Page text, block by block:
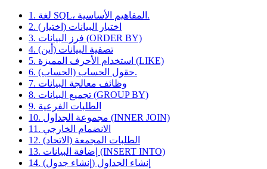
1. لغة SQL، المفاهيم الأساسية.
2. اختيار البيانات (اختيار)
3. فرز البيانات (ORDER BY)
4. تصفية البيانات (أين)
5. استخدام الأحرف المميزة (LIKE)
6. حقول الحساب (الحساب).
7. وظائف معالجة البيانات
8. تجميع البيانات (GROUP BY)
9. الطلبات الفرعية
10. مجموعة الجداول (INNER JOIN)
11. الانضمام الخارجي
12. الطلبات المجمعة (الاتحاد)
13. إضافة البيانات (INSERT INTO)
14. إنشاء الجداول (إنشاء جدول)